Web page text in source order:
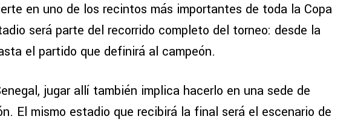
en uno de los recintos más importantes de toda la Copa
será parte del recorrido completo del torneo: desde la
el partido que definirá al campeón.
jugar allí también implica hacerlo en una sede de
El mismo estadio que recibirá la final será el escenario de